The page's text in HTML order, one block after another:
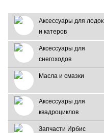
Аксессуары для лодок
и катеров
Аксессуары для
снегоходов
Масла и смазки
Аксессуары для
квадроциклов
Запчасти Ирбис